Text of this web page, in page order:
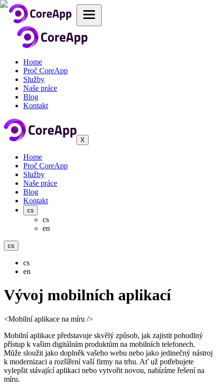
Home
Proč CoreApp
Služby
Naše práce
Blog
Kontakt
X
Home
Proč CoreApp
Služby
Naše práce
Blog
Kontakt
cs
cs
en
cs
cs
en
Vývoj mobilních aplikací
<Mobilní aplikace na míru />
Mobilní aplikace představuje skvělý způsob, jak zajistit pohodlný
přístup k vašim digitálním produktům na mobilních telefonech.
Může sloužit jako doplněk vašeho webu nebo jako jedinečný nástroj
k modernizaci a rozšíření vaší firmy na trhu. Ať už potřebujete
vylepšit stávající aplikaci nebo vytvořit novou, nabízíme řešení na
míru.